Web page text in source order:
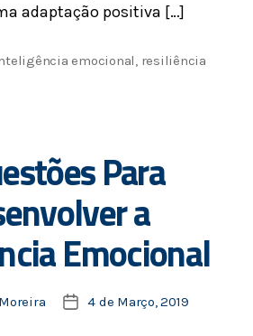
adaptação positiva […]
emocional, resiliência
Para
a
Emocional
4 de Março, 2019